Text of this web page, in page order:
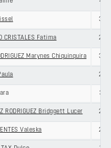
38
CRISTALES Fatima 22
Marynes Chiquinquira 32
29
31
RODRIGUEZ Bridggett Lucer 22
Valeska 29